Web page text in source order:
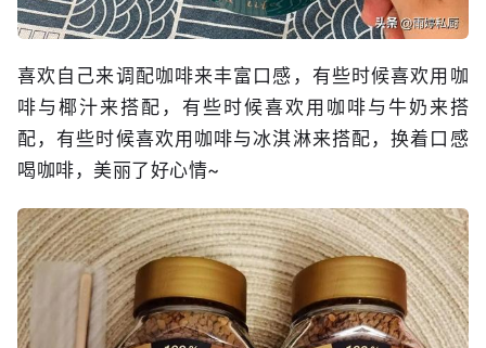
喜欢自己来调配咖啡来丰富口感，有些时候喜欢用咖
啡与椰汁来搭配，有些时候喜欢用咖啡与牛奶来搭
配，有些时候喜欢用咖啡与冰淇淋来搭配，换着口感
喝咖啡，美丽了好心情~